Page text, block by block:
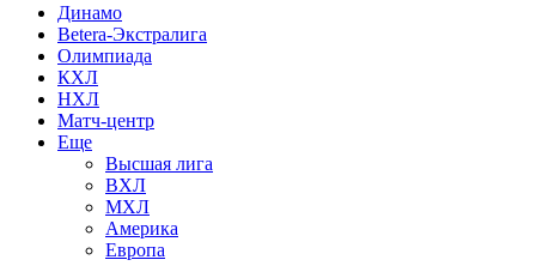
Динамо
Betera-Экстралига
Олимпиада
КХЛ
НХЛ
Матч-центр
Еще
Высшая лига
ВХЛ
МХЛ
Америка
Европа